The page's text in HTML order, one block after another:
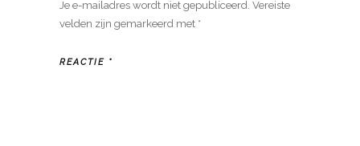
Je e-mailadres wordt niet gepubliceerd. Vereiste
velden zijn gemarkeerd met *
REACTIE *